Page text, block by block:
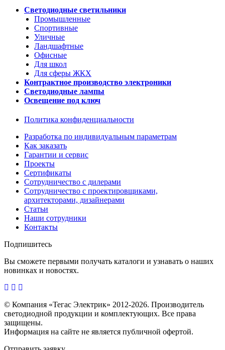
Светодиодные светильники
Промышленные
Спортивные
Уличные
Ландшафтные
Офисные
Для школ
Для сферы ЖКХ
Контрактное производство электроники
Светодиодные лампы
Освещение под ключ
Политика конфиденциальности
Разработка по индивидуальным параметрам
Как заказать
Гарантии и сервис
Проекты
Сертификаты
Сотрудничество с дилерами
Сотрудничество с проектировщиками,
архитекторами, дизайнерами
Статьи
Наши сотрудники
Контакты
Подпишитесь
Вы сможете первыми получать каталоги и узнавать о наших
новинках и новостях.
© Компания «Тегас Электрик» 2012-2026. Производитель
светодиодной продукции и комплектующих. Все права
защищены.
Информация на сайте не является публичной офертой.